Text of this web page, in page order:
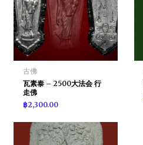
古佛
瓦素泰 – 2500大法会 行
走佛
฿2,300.00